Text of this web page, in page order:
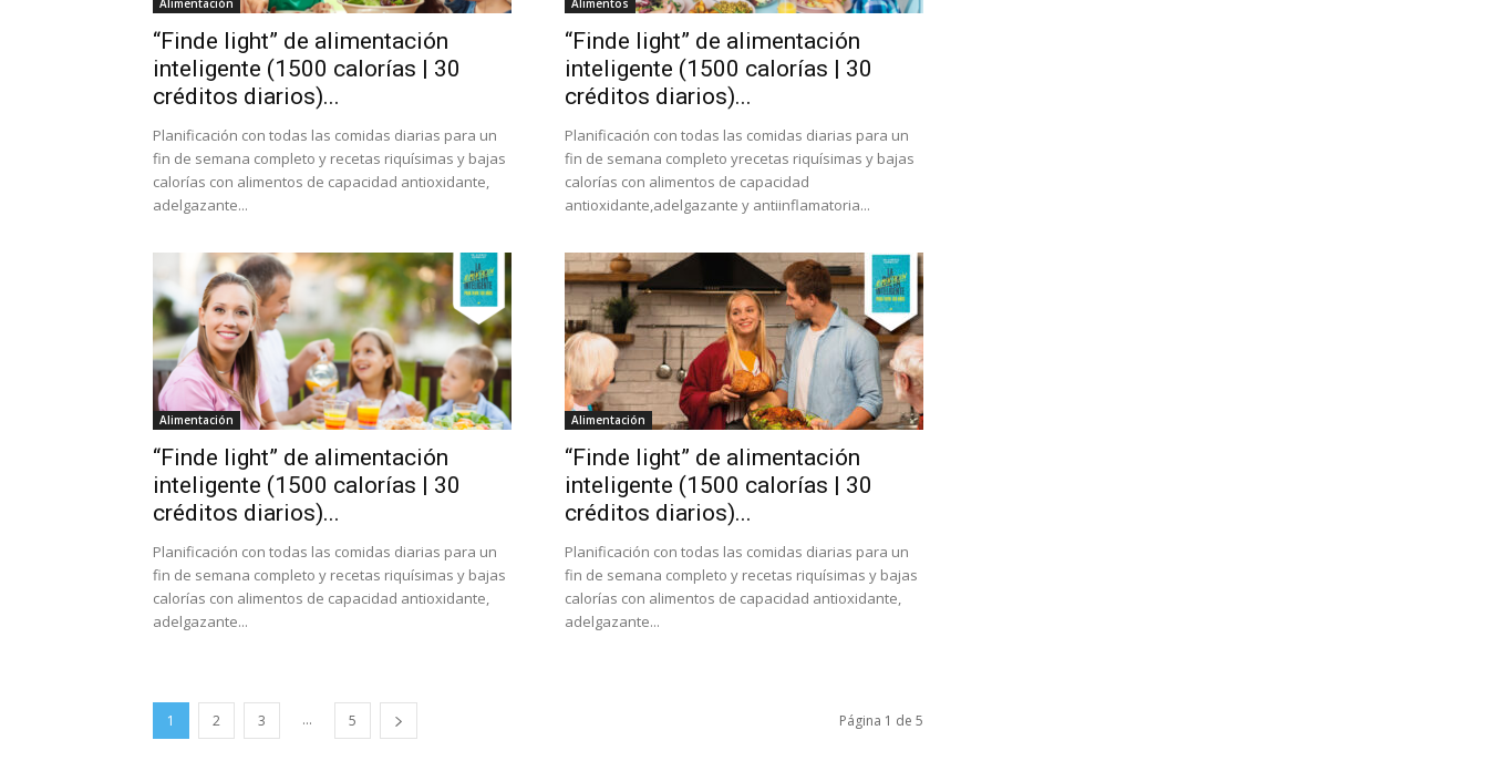
Alimentación
“Finde light” de alimentación
inteligente (1500 calorías | 30
créditos diarios)...
Planificación con todas las comidas diarias para un
fin de semana completo y recetas riquísimas y bajas
calorías con alimentos de capacidad antioxidante,
adelgazante...
Alimentos
“Finde light” de alimentación
inteligente (1500 calorías | 30
créditos diarios)...
Planificación con todas las comidas diarias para un
fin de semana completo yrecetas riquísimas y bajas
calorías con alimentos de capacidad
antioxidante,adelgazante y antiinflamatoria...
Alimentación
“Finde light” de alimentación
inteligente (1500 calorías | 30
créditos diarios)...
Planificación con todas las comidas diarias para un
fin de semana completo y recetas riquísimas y bajas
calorías con alimentos de capacidad antioxidante,
adelgazante...
Alimentación
“Finde light” de alimentación
inteligente (1500 calorías | 30
créditos diarios)...
Planificación con todas las comidas diarias para un
fin de semana completo y recetas riquísimas y bajas
calorías con alimentos de capacidad antioxidante,
adelgazante...
1 2 3 ... 5 Página 1 de 5